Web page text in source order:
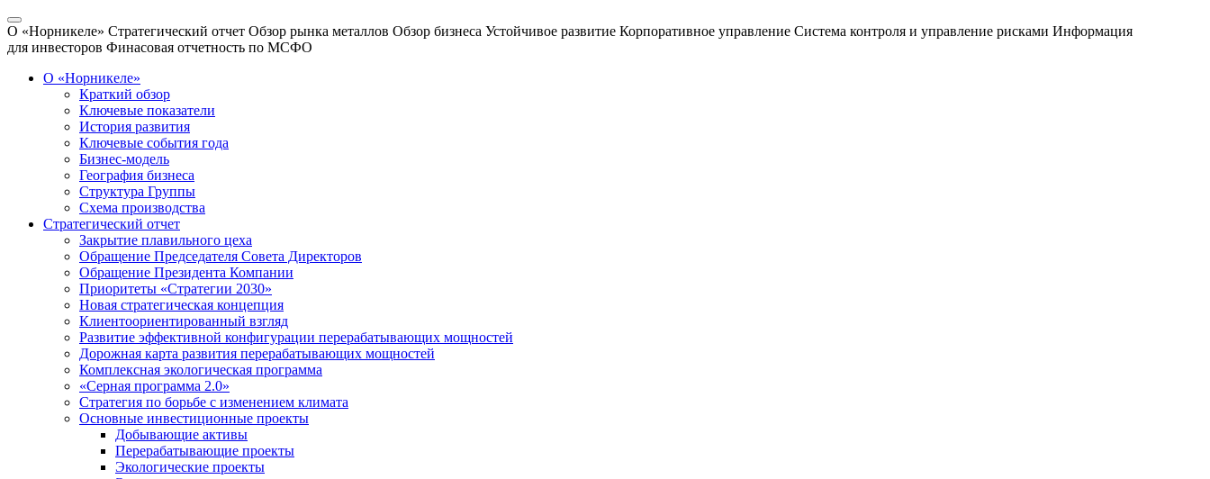
О «Норникеле» Стратегический отчет Обзор рынка металлов Обзор бизнеса Устойчивое развитие Корпоративное управление Система контроля и управление рисками Информация
для инвесторов Финасовая отчетность по МСФО
О «Норникеле»
Краткий обзор
Ключевые показатели
История развития
Ключевые события года
Бизнес-модель
География бизнеса
Структура Группы
Схема производства
Стратегический отчет
Закрытие плавильного цеха
Обращение Председателя Совета Директоров
Обращение Президента Компании
Приоритеты «Стратегии 2030»
Новая стратегическая концепция
Клиентоориентированный взгляд
Развитие эффективной конфигурации перерабатывающих мощностей
Дорожная карта развития перерабатывающих мощностей
Комплексная экологическая программа
«Серная программа 2.0»
Стратегия по борьбе с изменением климата
Основные инвестиционные проекты
Добывающие активы
Перерабатывающие проекты
Экологические проекты